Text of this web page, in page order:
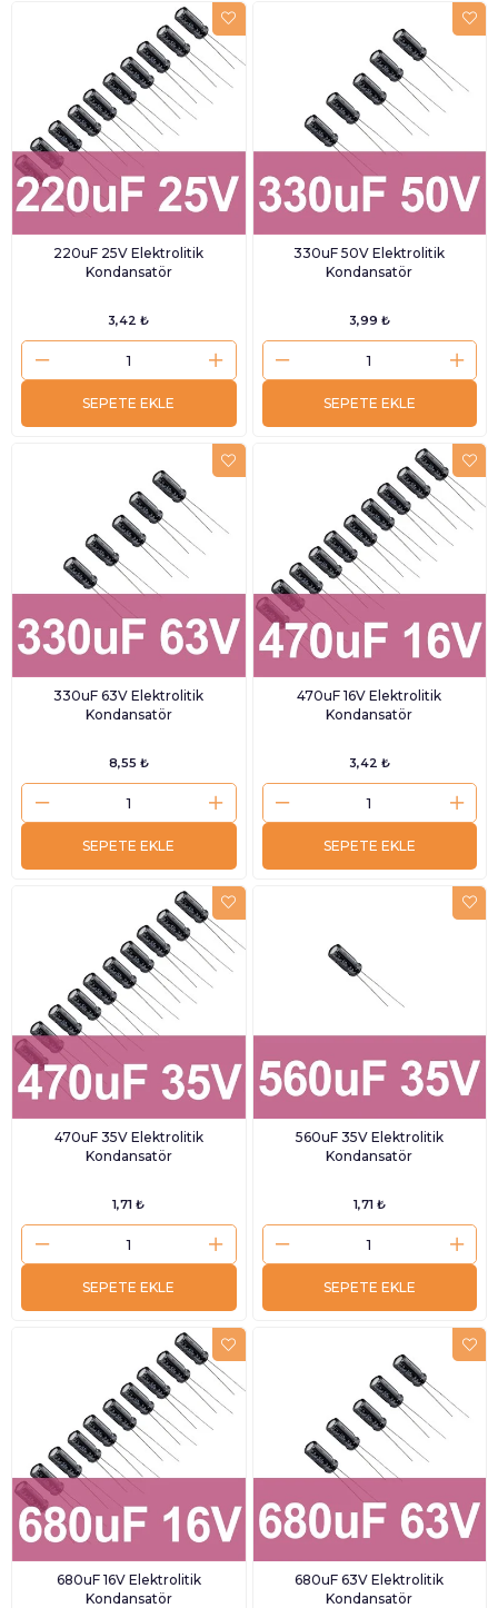
220uF 25V Elektrolitik
Kondansatör
3,42 ₺
SEPETE EKLE
330uF 50V Elektrolitik
Kondansatör
3,99 ₺
SEPETE EKLE
330uF 63V Elektrolitik
Kondansatör
8,55 ₺
SEPETE EKLE
470uF 16V Elektrolitik
Kondansatör
3,42 ₺
SEPETE EKLE
470uF 35V Elektrolitik
Kondansatör
1,71 ₺
SEPETE EKLE
560uF 35V Elektrolitik
Kondansatör
1,71 ₺
SEPETE EKLE
680uF 16V Elektrolitik
Kondansatör
680uF 63V Elektrolitik
Kondansatör